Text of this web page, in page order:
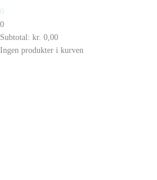
0
0
Subtotal: kr. 0,00
Ingen produkter i kurven